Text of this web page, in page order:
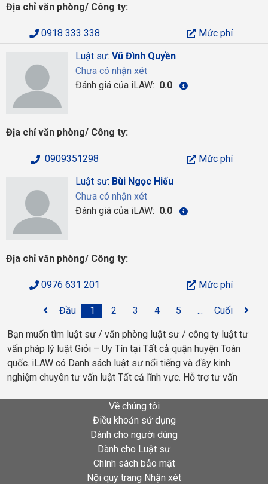
Địa chỉ văn phòng/ Công ty:
0918 333 338
Mức phí
Luật sư: Vũ Đình Quyền
Chưa có nhận xét
Đánh giá của iLAW: 0.0
Địa chỉ văn phòng/ Công ty:
0909351298
Mức phí
Luật sư: Bùi Ngọc Hiếu
Chưa có nhận xét
Đánh giá của iLAW: 0.0
Địa chỉ văn phòng/ Công ty:
0976 631 201 Mức phí
Đầu 1 2 3 4 5 ... Cuối
Bạn muốn tìm luật sư / văn phòng luật sư / công ty luật tư
vấn pháp lý luật Giỏi – Uy Tín tại Tất cả quận huyện Toàn
quốc. iLAW có Danh sách luật sư nổi tiếng và đầy kinh
nghiệm chuyên tư vấn luật Tất cả lĩnh vực. Hỗ trợ tư vấn
Về chúng tôi
Điều khoản sử dụng
Dành cho người dùng
Dành cho Luật sư
Chính sách bảo mật
Nội quy trang Nhận xét